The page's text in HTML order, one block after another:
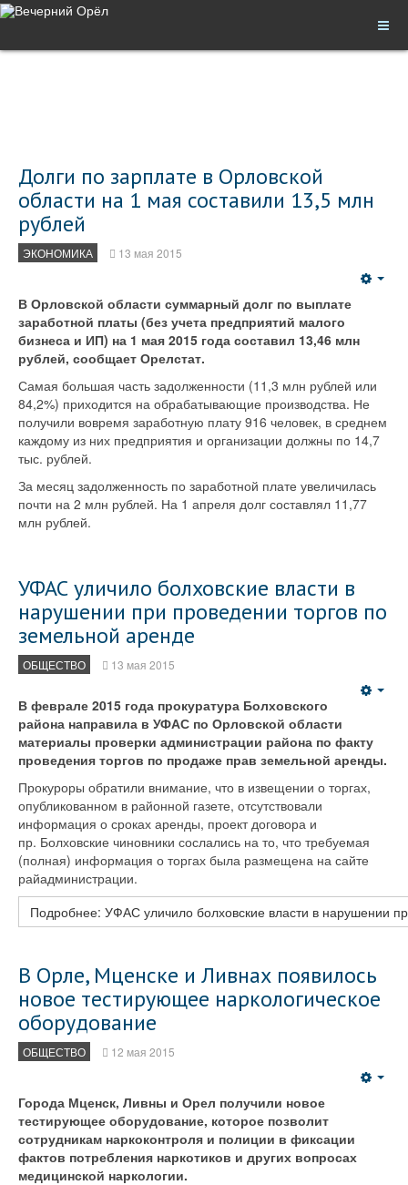
Долги по зарплате в Орловской
области на 1 мая составили 13,5 млн
рублей
ЭКОНОМИКА 13 мая 2015
В Орловской области суммарный долг по выплате
заработной платы (без учета предприятий малого
бизнеса и ИП) на 1 мая 2015 года составил 13,46 млн
рублей, сообщает Орелстат.
Самая большая часть задолженности (11,3 млн рублей или
84,2%) приходится на обрабатывающие производства. Не
получили вовремя заработную плату 916 человек, в среднем
каждому из них предприятия и организации должны по 14,7
тыс. рублей.
За месяц задолженность по заработной плате увеличилась
почти на 2 млн рублей. На 1 апреля долг составлял 11,77
млн рублей.
УФАС уличило болховские власти в
нарушении при проведении торгов по
земельной аренде
ОБЩЕСТВО 13 мая 2015
В феврале 2015 года прокуратура Болховского
района направила в УФАС по Орловской области
материалы проверки администрации района по факту
проведения торгов по продаже прав земельной аренды.
Прокуроры обратили внимание, что в извещении о торгах,
опубликованном в районной газете, отсутствовали
информация о сроках аренды, проект договора и
пр. Болховские чиновники сослались на то, что требуемая
(полная) информация о торгах была размещена на сайте
райадминистрации.
Подробнее: УФАС уличило болховские власти в нарушении
В Орле, Мценске и Ливнах появилось
новое тестирующее наркологическое
оборудование
ОБЩЕСТВО 12 мая 2015
Города Мценск, Ливны и Орел получили новое
тестирующее оборудование, которое позволит
сотрудникам наркоконтроля и полиции в фиксации
фактов потребления наркотиков и других вопросах
медицинской наркологии.